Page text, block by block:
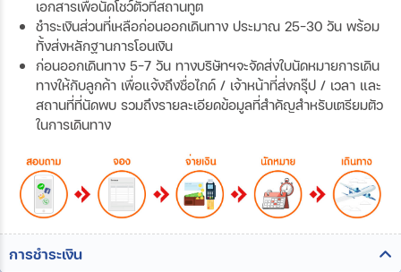
เอกสารเพื่อนัดโชว์ตัวที่สถานทูต
ชำระเงินส่วนที่เหลือก่อนออกเดินทาง ประมาณ 25-30 วัน พร้อม
ทั้งส่งหลักฐานการโอนเงิน
ก่อนออกเดินทาง 5-7 วัน ทางบริษัทฯจะจัดส่งใบนัดหมายการเดิน
ทางให้กับลูกค้า เพื่อแจ้งถึงชื่อไกด์ / เจ้าหน้าที่ส่งกรุ๊ป / เวลา และ
สถานที่ที่นัดพบ รวมถึงรายละเอียดข้อมูลที่สำคัญสำหรับเตรียมตัว
ในการเดินทาง
การชำระเงิน